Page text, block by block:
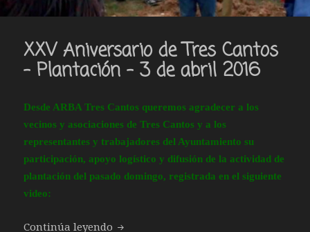
XXV Aniversario de Tres Cantos
– Plantación – 3 de abril 2016
Desde ARBA Tres Cantos queremos agradecer a los
vecinos y asociaciones de Tres Cantos y a los
representantes y trabajadores del Ayuntamiento su
participación, apoyo logístico y difusión de la actividad de
plantación del pasado domingo, registrada en el siguiente
video:
Continúa leyendo XXV Aniversario de Tres Cantos –